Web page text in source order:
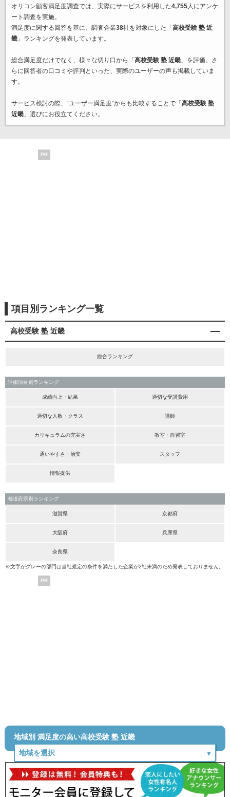
オリコン顧客満足度調査では、実際にサービスを利用した4,755人にアンケ
ート調査を実施。
満足度に関する回答を基に、調査企業38社を対象にした「 高校受験 塾 近
畿」ランキングを発表しています。
総合満足度だけでなく、様々な切り口から「 高校受験 塾 近畿」を評価。さ
らに回答者の口コミや評判といった、実際のユーザーの声も掲載していま
す。
サービス検討の際、“ユーザー満足度”からも比較することで「 高校受験 塾
近畿」選びにお役立てください。
PR
項目別ランキング一覧
高校受験 塾 近畿
総合ランキング
評価項目別ランキング
成績向上・結果 適切な受講費用
適切な人数・クラス 講師
カリキュラムの充実さ 教室・自習室
通いやすさ・治安 スタッフ
情報提供
都道府県別ランキング
滋賀県 京都府
大阪府 兵庫県
奈良県
※文字がグレーの部門は当社規定の条件を満たした企業が2社未満のため発表しておりません。
PR
地域別 満足度の高い高校受験 塾 近畿